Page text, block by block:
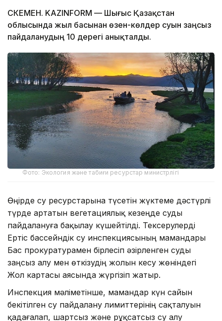
ӨСКЕМЕН. KAZINFORM — Шығыс Қазақстан
облысында жыл басынан өзен-көлдер суын заңсыз
пайдаланудың 10 дерегі анықталды.
Фото: Экология және табиғи ресурстар министрлігі
Өңірде су ресурстарына түсетін жүктеме дәстүрлі
түрде артатын вегетациялық кезеңде суды
пайдалануға бақылау күшейтілді. Тексерулерді
Ертіс бассейндік су инспекциясының мамандары
Бас прокуратурамен бірлесіп әзірленген суды
заңсыз алу мен өткізудің жолын кесу жөніндегі
Жол картасы аясында жүргізіп жатыр.
Инспекция мәліметінше, мамандар күн сайын
бекітілген су пайдалану лимиттерінің сақталуын
қадағалап, шартсыз және рұқсатсыз су алу